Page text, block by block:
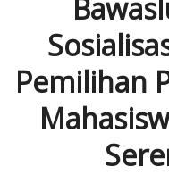
Pemilihan